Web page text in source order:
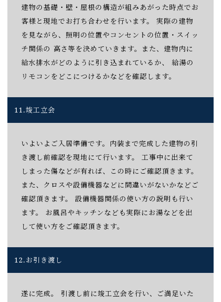
建物の基礎・壁・屋根の構造が組みあがった時点でお
客様と現地でお打ち合わせを行います。 実際の建物
を見ながら、照明の位置やコンセントの位置・スイッ
チ関係の 高さ等を決めていきます。また、建物内に
給水排水がどのように引き込まれているか、 給湯の
リモコンをどこにつけるかなどを確認します。
11.竣工立会
いよいよご入居準備です。内装まで完成した建物の引
き渡し前確認を現地にて行います。 工事中に出来て
しまった傷などが有れば、この時にご確認頂きます。
また、クロスや設備機器などに間違いがないかなどご
確認頂きます。 設備機器関係の使い方の説明も行い
ます。 お風呂やキッチンなども実際にお湯などを出
して使い方をご確認頂きます。
12.お引き渡し
遂に完成。
引渡し前に竣工立会を行い、ご満足いた